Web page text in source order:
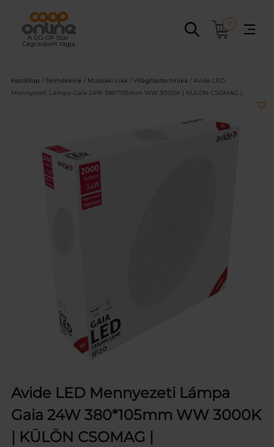
tartalomhoz
0
Kezdőlap / Termékeink / Műszaki cikk / Világítástechnika / Avide LED
Mennyezeti Lámpa Gaia 24W 380*105mm WW 3000K | KÜLÖN CSOMAG |
Avide LED Mennyezeti Lámpa
Gaia 24W 380*105mm WW 3000K
| KÜLÖN CSOMAG |